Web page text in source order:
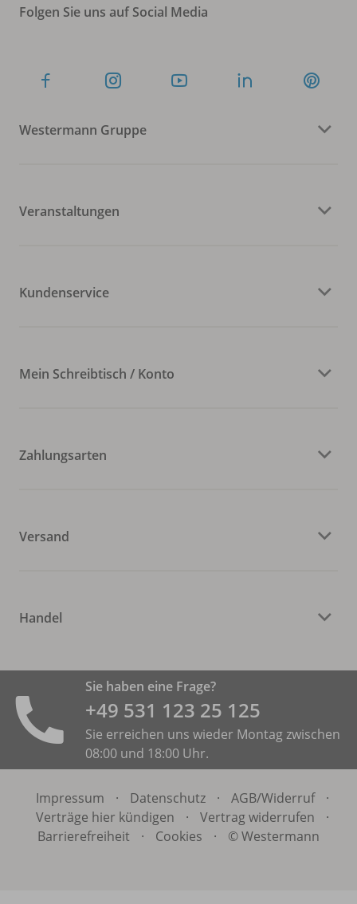
Folgen Sie uns auf Social Media
Westermann Gruppe
Veranstaltungen
Kundenservice
Mein Schreibtisch / Konto
Zahlungsarten
Versand
Handel
Sie haben eine Frage?
+49 531 ­123 25 125
Sie erreichen uns wieder Montag zwischen
08:00 und 18:00 Uhr.
Impressum · Datenschutz · AGB/Widerruf
·
Verträge hier kündigen
· Vertrag widerrufen
·
Barrierefreiheit
· Cookies · © Westermann